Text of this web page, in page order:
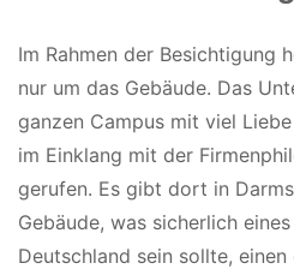
Im Rahmen der Besichtigung
nur um das Gebäude. Das
ganzen Campus mit viel
im Einklang mit der
gerufen. Es gibt dort in
Gebäude, was sicherlich
Deutschland sein sollte,